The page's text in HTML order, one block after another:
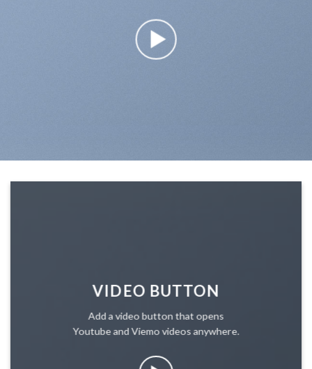
VIDEO BUTTON
Add a video button that opens
Youtube and Viemo videos anywhere.